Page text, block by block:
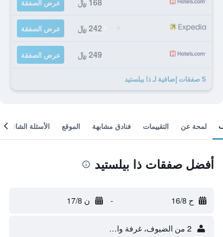
عرض الصفقة
242 ﷼ عرض الصفقة
249 ﷼ عرض الصفقة
5 صفقات إضافية لـ ذا بيلستيد
لمحة عن التقييمات فنادق مشابهة الموقع الأسئلة الشائعة
أفضل صفقات ذا بيلستيد
ح 16/8 - ن 17/8
2 من الضيوف، غرفة واحدة